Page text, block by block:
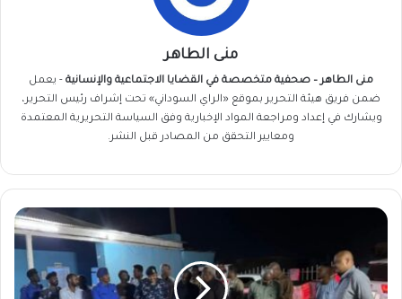
منى الطاهر
منى الطاهر – صحفية متخصصة في القضايا الاجتماعية والإنسانية - يعمل
ضمن فريق هيئة التحرير بموقع «الراي السوداني» تحت إشراف رئيس التحرير،
ويشارك في إعداد ومراجعة المواد الإخبارية وفق السياسة التحريرية المعتمدة
ومعايير التحقق من المصادر قبل النشر.
شحنة
متوقعة"
تُربك
المشهد